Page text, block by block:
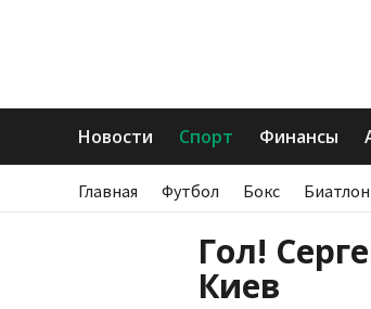
Новости Спорт Финансы
Главная Футбол Бокс Биатлон
Гол!
Киев